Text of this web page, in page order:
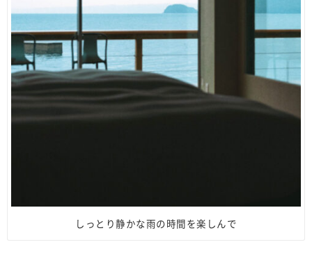
しっとり静かな雨の時間を楽しんで